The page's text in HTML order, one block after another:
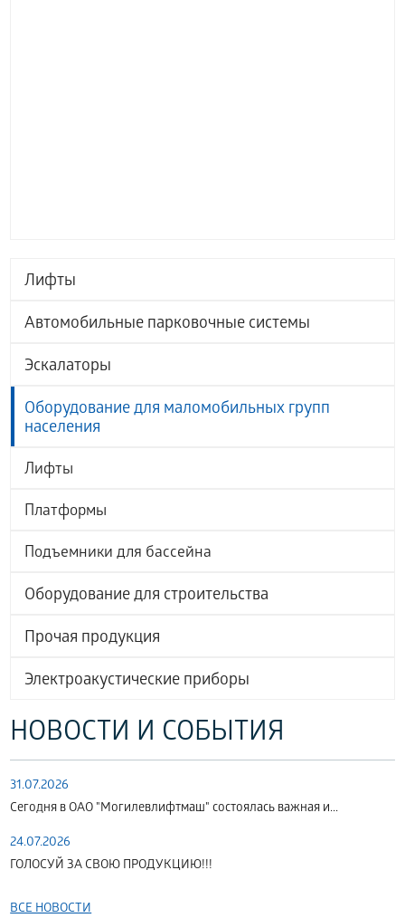
Лифты
Автомобильные парковочные системы
Эскалаторы
Оборудование для маломобильных групп
населения
Лифты
Платформы
Подъемники для бассейна
Оборудование для строительства
Прочая продукция
Электроакустические приборы
НОВОСТИ И СОБЫТИЯ
31.07.2026
Сегодня в ОАО "Могилевлифтмаш" состоялась важная и...
24.07.2026
ГОЛОСУЙ ЗА СВОЮ ПРОДУКЦИЮ!!!
ВСЕ НОВОСТИ